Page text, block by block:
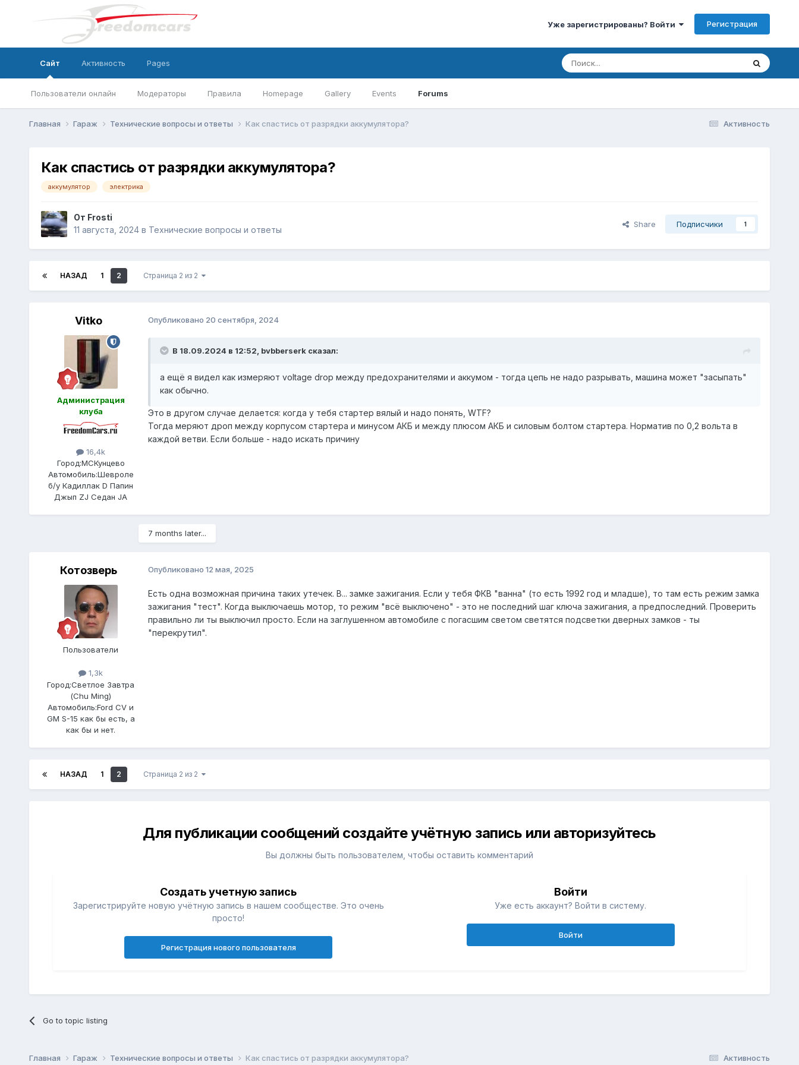
Уже зарегистрированы? Войти Регистрация
Сайт
Пользователи онлайн Модераторы Правила Homepage Gallery Events Forums
Активность Pages
Активность
Главная Гараж Технические вопросы и ответы Как спастись от разрядки аккумулятора?
Как спастись от разрядки аккумулятора?
аккумулятор электрика
От Frosti
11 августа, 2024в Технические вопросы и ответы
Share Подписчики 1
НАЗАД 1 2 Страница 2 из 2
Vitko
Администрация
клуба
16,4k
Город:МСКунцево
Автомобиль:Шевроле
б/у Кадиллак D Папин
Джып ZJ Седан JA
Опубликовано 20 сентября, 2024
В 18.09.2024 в 12:52, bvbberserkсказал:
а ещё я видел как измеряют voltage drop между предохранителями и аккумом - тогда цепь не надо разрывать, машина может "засыпать"
как обычно.
Это в другом случае делается: когда у тебя стартер вялый и надо понять, WTF?
Тогда меряют дроп между корпусом стартера и минусом АКБ и между плюсом АКБ и силовым болтом стартера. Норматив по 0,2 вольта в
каждой ветви. Если больше - надо искать причину
7 months later...
Котозверь
Пользователи
1,3k
Город:Светлое Завтра
(Chu Ming)
Автомобиль:Ford CV и
GM S-15 как бы есть, а
как бы и нет.
Опубликовано 12 мая, 2025
Есть одна возможная причина таких утечек. В... замке зажигания. Если у тебя ФКВ "ванна" (то есть 1992 год и младше), то там есть режим замка
зажигания "тест". Когда выключаешь мотор, то режим "всё выключено" - это не последний шаг ключа зажигания, а предпоследний. Проверить
правильно ли ты выключил просто. Если на заглушенном автомобиле с погасшим светом светятся подсветки дверных замков - ты
"перекрутил".
НАЗАД 1 2 Страница 2 из 2
Для публикации сообщений создайте учётную запись или авторизуйтесь
Вы должны быть пользователем, чтобы оставить комментарий
Создать учетную запись
Зарегистрируйте новую учётную запись в нашем сообществе. Это очень
просто!
Регистрация нового пользователя
Войти
Уже есть аккаунт? Войти в систему.
Войти
Go to topic listing
Активность
Главная Гараж Технические вопросы и ответы Как спастись от разрядки аккумулятора?